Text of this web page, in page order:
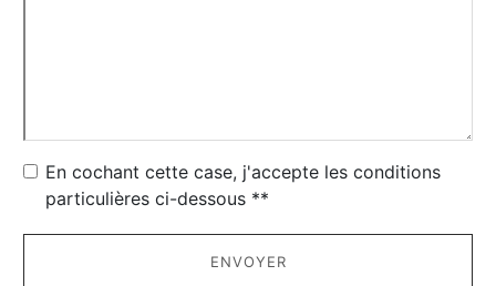
En cochant cette case, j'accepte les conditions
particulières ci-dessous **
ENVOYER